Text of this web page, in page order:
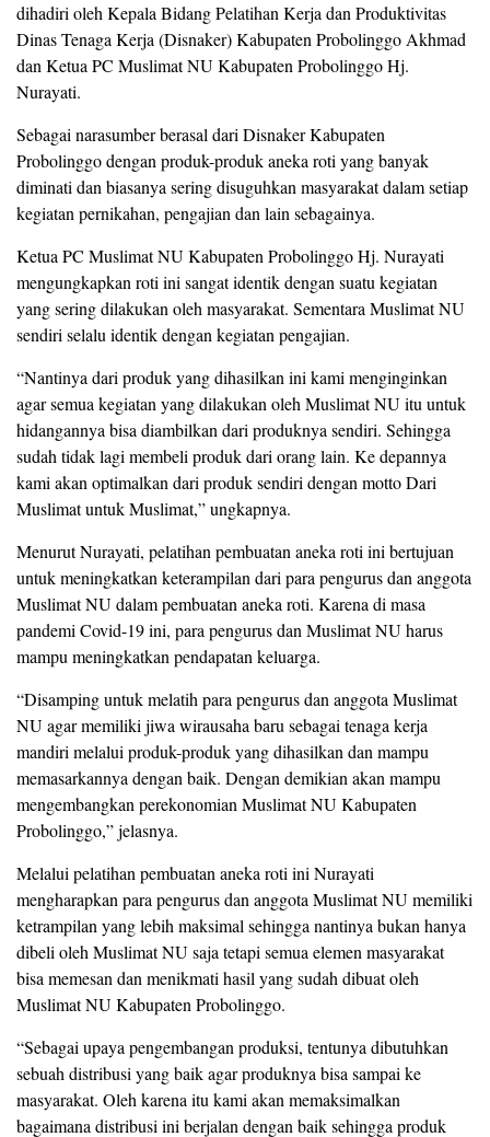
dihadiri oleh Kepala Bidang Pelatihan Kerja dan Produktivitas
Dinas Tenaga Kerja (Disnaker) Kabupaten Probolinggo Akhmad
dan Ketua PC Muslimat NU Kabupaten Probolinggo Hj.
Nurayati.
Sebagai narasumber berasal dari Disnaker Kabupaten
Probolinggo dengan produk-produk aneka roti yang banyak
diminati dan biasanya sering disuguhkan masyarakat dalam setiap
kegiatan pernikahan, pengajian dan lain sebagainya.
Ketua PC Muslimat NU Kabupaten Probolinggo Hj. Nurayati
mengungkapkan roti ini sangat identik dengan suatu kegiatan
yang sering dilakukan oleh masyarakat. Sementara Muslimat NU
sendiri selalu identik dengan kegiatan pengajian.
“Nantinya dari produk yang dihasilkan ini kami menginginkan
agar semua kegiatan yang dilakukan oleh Muslimat NU itu untuk
hidangannya bisa diambilkan dari produknya sendiri. Sehingga
sudah tidak lagi membeli produk dari orang lain. Ke depannya
kami akan optimalkan dari produk sendiri dengan motto Dari
Muslimat untuk Muslimat,” ungkapnya.
Menurut Nurayati, pelatihan pembuatan aneka roti ini bertujuan
untuk meningkatkan keterampilan dari para pengurus dan anggota
Muslimat NU dalam pembuatan aneka roti. Karena di masa
pandemi Covid-19 ini, para pengurus dan Muslimat NU harus
mampu meningkatkan pendapatan keluarga.
“Disamping untuk melatih para pengurus dan anggota Muslimat
NU agar memiliki jiwa wirausaha baru sebagai tenaga kerja
mandiri melalui produk-produk yang dihasilkan dan mampu
memasarkannya dengan baik. Dengan demikian akan mampu
mengembangkan perekonomian Muslimat NU Kabupaten
Probolinggo,” jelasnya.
Melalui pelatihan pembuatan aneka roti ini Nurayati
mengharapkan para pengurus dan anggota Muslimat NU memiliki
ketrampilan yang lebih maksimal sehingga nantinya bukan hanya
dibeli oleh Muslimat NU saja tetapi semua elemen masyarakat
bisa memesan dan menikmati hasil yang sudah dibuat oleh
Muslimat NU Kabupaten Probolinggo.
“Sebagai upaya pengembangan produksi, tentunya dibutuhkan
sebuah distribusi yang baik agar produknya bisa sampai ke
masyarakat. Oleh karena itu kami akan memaksimalkan
bagaimana distribusi ini berjalan dengan baik sehingga produk